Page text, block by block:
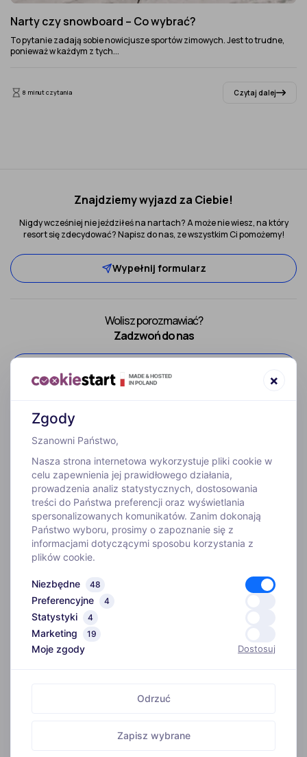
Narty czy snowboard – Co wybrać?
To pytanie zadają sobie nowicjusze sportów zimowych. Jest to trudne,
ponieważ w każdym z tych...
8 minut czytania Czytaj dalej
Znajdziemy wyjazd za Ciebie!
Nigdy wcześniej nie jeździłeś na nartach? A może nie wiesz, na który
resort się zdecydować? Napisz do nas, ze wszystkim Ci pomożemy!
Wypełnij formularz
Wolisz porozmawiać?
Zadzwoń do nas
WYJAZDY
INFORMACJE
O FIRMIE
Biuro
Kim jesteśmy
ADRES
Zgody
×
Szanowni Państwo,
Nasza strona internetowa wykorzystuje pliki cookie w
celu zapewnienia jej prawidłowego działania,
prowadzenia analiz statystycznych, dostosowania
treści do Państwa preferencji oraz wyświetlania
spersonalizowanych komunikatów. Zanim dokonają
Państwo wyboru, prosimy o zapoznanie się z
informacjami dotyczącymi sposobu korzystania z
plików cookie.
Niezbędne 48
Preferencyjne 4
Statystyki 4
Marketing 19
Moje zgody Dostosuj
Odrzuć
Zapisz wybrane